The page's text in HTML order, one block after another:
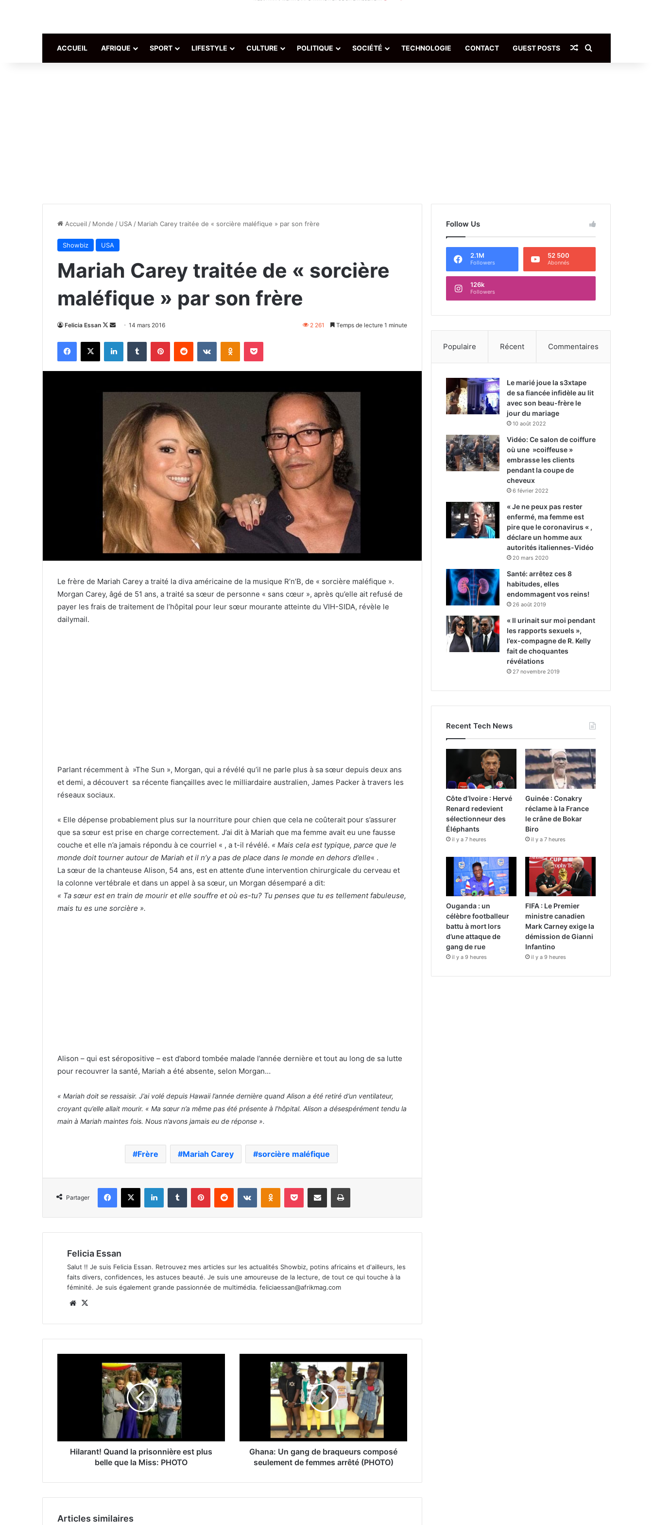
ACCUEIL AFRIQUE SPORT LIFESTYLE CULTURE POLITIQUE SOCIÉTÉ TECHNOLOGIE CONTACT GUEST POSTS Article Aléatoire
Accueil / Monde / USA / Mariah Carey traitée de « sorcière maléfique » par son frère
Showbiz USA
Mariah Carey traitée de « sorcière
maléfique » par son frère
Felicia Essan
Follow
X
Envoyer14 mars 2016 2 261 Temps de lecture 1 minute
Facebook
X LinkedinTumblr PinterestReddit VKontakteOdnoklassniki
Pocket
Le frère de Mariah Carey a traité la diva américaine de la musique R’n’B, de « sorcière maléfique ».
Morgan Carey, âgé de 51 ans, a traité sa sœur de personne « sans cœur », après qu’elle ait refusé de
payer les frais de traitement de l’hôpital pour leur sœur mourante atteinte du VIH-SIDA, révèle le
dailymail.
Parlant récemment à »The Sun », Morgan, qui a révélé qu’il ne parle plus à sa sœur depuis deux ans
et demi, a découvert sa récente fiançailles avec le milliardaire australien, James Packer à travers les
réseaux sociaux.
« Elle dépense probablement plus sur la nourriture pour chien que cela ne coûterait pour s’assurer
que sa sœur est prise en charge correctement. J’ai dit à Mariah que ma femme avait eu une fausse
couche et elle n’a jamais répondu à ce courriel « , a t-il révélé. « Mais cela est typique, parce que le
monde doit tourner autour de Mariah et il n’y a pas de place dans le monde en dehors d’elle« .
La sœur de la chanteuse Alison, 54 ans, est en attente d’une intervention chirurgicale du cerveau et
la colonne vertébrale et dans un appel à sa sœur, un Morgan désemparé a dit:
« Ta sœur est en train de mourir et elle souffre et où es-tu? Tu penses que tu es tellement fabuleuse,
mais tu es une sorcière ».
Alison – qui est séropositive – est d’abord tombée malade l’année dernière et tout au long de sa lutte
pour recouvrer la santé, Mariah a été absente, selon Morgan…
« Mariah doit se ressaisir. J’ai volé depuis Hawaii l’année dernière quand Alison a été retiré d’un ventilateur,
croyant qu’elle allait mourir. « Ma sœur n’a même pas été présente à l’hôpital. Alison a désespérément tendu la
main à Mariah maintes fois. Nous n’avons jamais eu de réponse ».
Frère Mariah Carey sorcière maléfique
Partager
Facebook
X LinkedinTumblr PinterestReddit VKontakteOdnoklassniki
Pocket Partager par email Imprimer
Felicia Essan
Salut !! Je suis Felicia Essan. Retrouvez mes articles sur les actualités Showbiz, potins africains et d'ailleurs, les
faits divers, confidences, les astuces beauté. Je suis une amoureuse de la lecture, de tout ce qui touche à la
féminité. Je suis également grande passionnée de multimédia. feliciaessan@afrikmag.com
Website
Hilarant! Quand la prisonnière est plus
belle que la Miss: PHOTO
Ghana: Un gang de braqueurs composé
seulement de femmes arrêté (PHOTO)
Articles similaires
Follow Us
2.1M
Followers
52 500
Abonnés
126k
Followers
Populaire Récent Commentaires
Le marié joue la s3xtape
de sa fiancée infidèle au lit
avec son beau-frère le
jour du mariage
10 août 2022
Vidéo: Ce salon de coiffure
où une »coiffeuse »
embrasse les clients
pendant la coupe de
cheveux
6 février 2022
« Je ne peux pas rester
enfermé, ma femme est
pire que le coronavirus « ,
déclare un homme aux
autorités italiennes-Vidéo
20 mars 2020
Santé: arrêtez ces 8
habitudes, elles
endommagent vos reins!
26 août 2019
« Il urinait sur moi pendant
les rapports sexuels »,
l’ex-compagne de R. Kelly
fait de choquantes
révélations
27 novembre 2019
Recent Tech News
Côte d’Ivoire : Hervé
Renard redevient
sélectionneur des
Éléphants
il y a 7 heures
Guinée : Conakry
réclame à la France
le crâne de Bokar
Biro
il y a 7 heures
Ouganda : un
célèbre footballeur
battu à mort lors
d’une attaque de
gang de rue
il y a 9 heures
FIFA : Le Premier
ministre canadien
Mark Carney exige la
démission de Gianni
Infantino
il y a 9 heures